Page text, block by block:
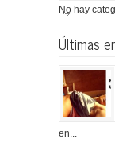
No hay
Últimas
en...